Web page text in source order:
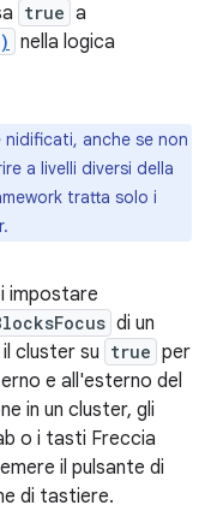
true a
nella logica
anche se non
a livelli diversi della
tratta solo i
impostare
di un
cluster su true per
e all'esterno del
in un cluster, gli
o i tasti Freccia
il pulsante di
di tastiere.